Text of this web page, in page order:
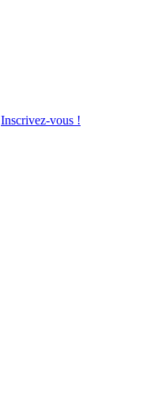
Inscrivez-vous !